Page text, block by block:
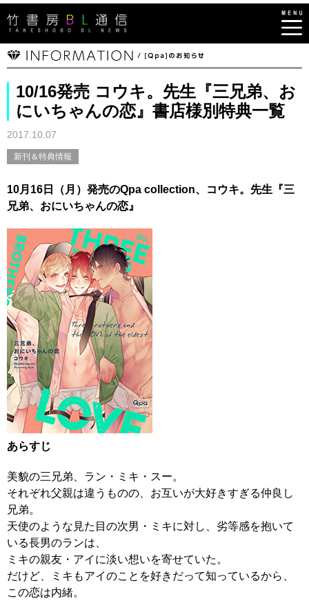
10/16発売 コウキ。先生『三兄弟、お
にいちゃんの恋』書店様別特典一覧
2017.10.07
新刊＆特典情報
10月16日（月）発売のQpa collection、コウキ。先生『三
兄弟、おにいちゃんの恋』
あらすじ
美貌の三兄弟、ラン・ミキ・スー。
それぞれ父親は違うものの、お互いが大好きすぎる仲良し
兄弟。
天使のような見た目の次男・ミキに対し、劣等感を抱いて
いる長男のランは、
ミキの親友・アイに淡い想いを寄せていた。
だけど、ミキもアイのことを好きだって知っているから、
この恋は内緒。